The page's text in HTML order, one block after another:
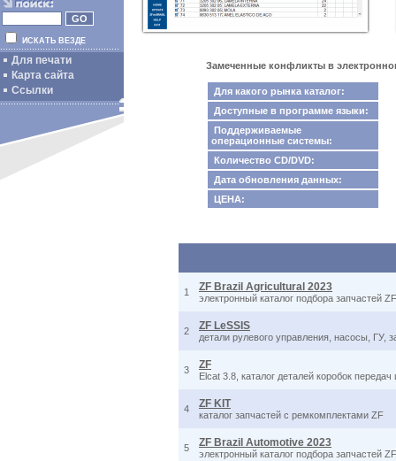
ИСКАТЬ ВЕЗДЕ
Для печати
Карта сайта
Ссылки
Замеченные конфликты в
Для какого рынка каталог:
Доступные в программе языки:
Поддерживаемые
операционные системы:
Количество CD/DVD:
Дата обновления данных:
ЦЕНА:
1 ZF Brazil Agricultural 2023
электронный каталог подбора запчастей
2 ZF LeSSIS
детали рулевого управления, насосы, ГУ,
3 ZF
Elcat 3.8, каталог деталей коробок
4 ZF KIT
каталог запчастей с ремкомплектами ZF
5 ZF Brazil Automotive 2023
электронный каталог подбора запчастей